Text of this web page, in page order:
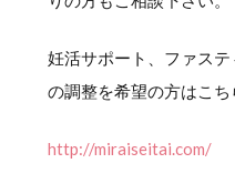
妊活サポート、ファス
の調整を希望の方はこち
http://miraiseitai.com/